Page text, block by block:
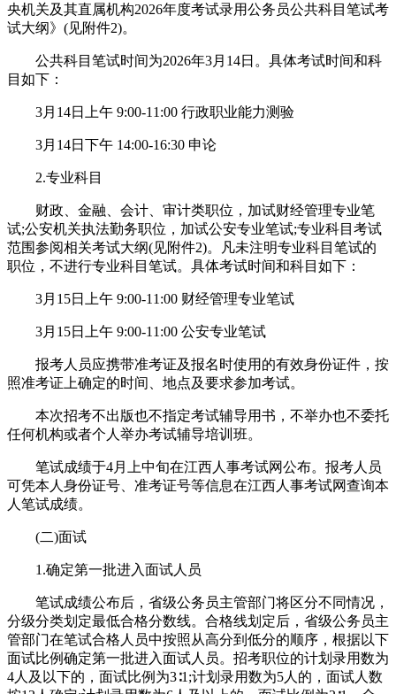
央机关及其直属机构2026年度考试录用公务员公共科目笔试考
试大纲》(见附件2)。
公共科目笔试时间为2026年3月14日。具体考试时间和科
目如下：
3月14日上午 9:00-11:00 行政职业能力测验
3月14日下午 14:00-16:30 申论
2.专业科目
财政、金融、会计、审计类职位，加试财经管理专业笔
试;公安机关执法勤务职位，加试公安专业笔试;专业科目考试
范围参阅相关考试大纲(见附件2)。凡未注明专业科目笔试的
职位，不进行专业科目笔试。具体考试时间和科目如下：
3月15日上午 9:00-11:00 财经管理专业笔试
3月15日上午 9:00-11:00 公安专业笔试
报考人员应携带准考证及报名时使用的有效身份证件，按
照准考证上确定的时间、地点及要求参加考试。
本次招考不出版也不指定考试辅导用书，不举办也不委托
任何机构或者个人举办考试辅导培训班。
笔试成绩于4月上中旬在江西人事考试网公布。报考人员
可凭本人身份证号、准考证号等信息在江西人事考试网查询本
人笔试成绩。
(二)面试
1.确定第一批进入面试人员
笔试成绩公布后，省级公务员主管部门将区分不同情况，
分级分类划定最低合格分数线。合格线划定后，省级公务员主
管部门在笔试合格人员中按照从高分到低分的顺序，根据以下
面试比例确定第一批进入面试人员。招考职位的计划录用数为
4人及以下的，面试比例为3∶1;计划录用数为5人的，面试人数